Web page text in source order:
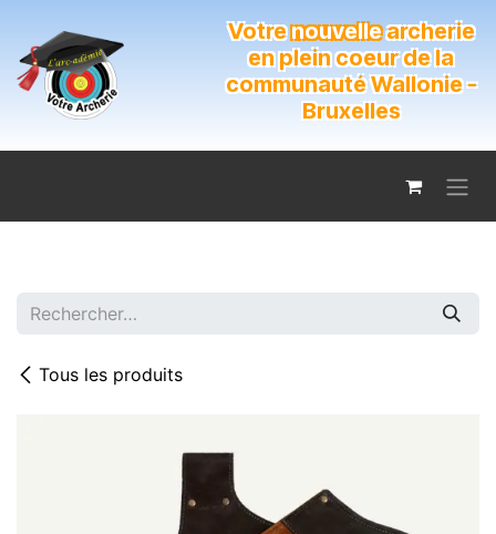
Votrenouvellearcherie
en plein coeur de la
communauté Wallonie -
Bruxelles
Tous les produits